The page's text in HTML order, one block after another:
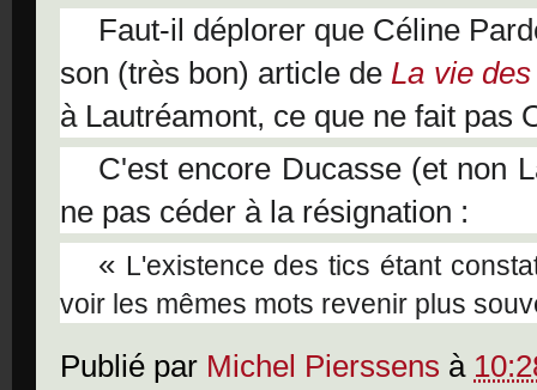
Faut-il déplorer que Céline
son (très bon) article deLa vie
à Lautréamont, ce que ne fait pas
C'est encore Ducasse (et non
ne pas céder à la résignation :
« L'existence des tics étant
voir les mêmes mots revenir plus
Publié par Michel Pierssens à